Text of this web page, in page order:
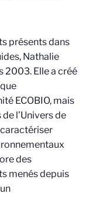
présents dans
Nathalie
2003. Elle a créé
ECOBIO, mais
l’Univers de
des
menés depuis